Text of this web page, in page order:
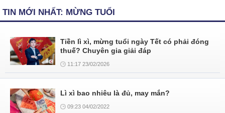
TIN MỚI NHẤT: MỪNG TUỔI
Tiền lì xì, mừng tuổi ngày Tết có phải đóng
thuế? Chuyên gia giải đáp
11:17 23/02/2026
Lì xì bao nhiêu là đủ, may mắn?
09:23 04/02/2022